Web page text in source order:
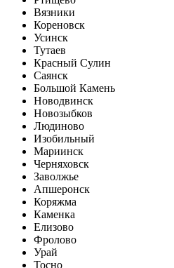
Вязники
Кореновск
Усинск
Тутаев
Красный Сулин
Саянск
Большой Камень
Новодвинск
Новозыбков
Людиново
Изобильный
Мариинск
Черняховск
Заволжье
Апшеронск
Коряжма
Каменка
Елизово
Фролово
Урай
Тосно